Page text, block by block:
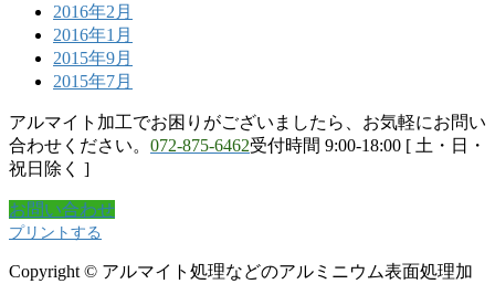
2016年2月
2016年1月
2015年9月
2015年7月
アルマイト加工でお困りがございましたら、お気軽にお問い
合わせください。 072-875-6462受付時間 9:00-18:00 [ 土・日・
祝日除く ]
お問い合わせ
プリントする
Copyright © アルマイト処理などのアルミニウム表面処理加